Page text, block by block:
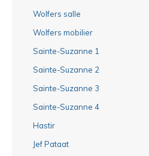
Wolfers salle
Wolfers mobilier
Sainte-Suzanne 1
Sainte-Suzanne 2
Sainte-Suzanne 3
Sainte-Suzanne 4
Hastir
Jef Pataat